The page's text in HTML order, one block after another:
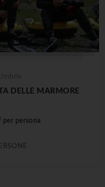
DELLE MARMORE
per persona